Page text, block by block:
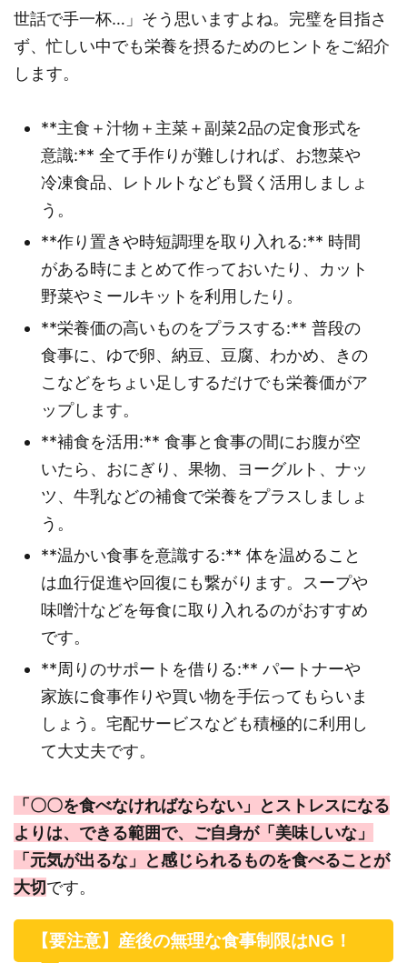
世話で手一杯…」そう思いますよね。完璧を目指さ
ず、忙しい中でも栄養を摂るためのヒントをご紹介
します。
**主食＋汁物＋主菜＋副菜2品の定食形式を
意識:** 全て手作りが難しければ、お惣菜や
冷凍食品、レトルトなども賢く活用しましょ
う。
**作り置きや時短調理を取り入れる:** 時間
がある時にまとめて作っておいたり、カット
野菜やミールキットを利用したり。
**栄養価の高いものをプラスする:** 普段の
食事に、ゆで卵、納豆、豆腐、わかめ、きの
こなどをちょい足しするだけでも栄養価がア
ップします。
**補食を活用:** 食事と食事の間にお腹が空
いたら、おにぎり、果物、ヨーグルト、ナッ
ツ、牛乳などの補食で栄養をプラスしましょ
う。
**温かい食事を意識する:** 体を温めること
は血行促進や回復にも繋がります。スープや
味噌汁などを毎食に取り入れるのがおすすめ
です。
**周りのサポートを借りる:** パートナーや
家族に食事作りや買い物を手伝ってもらいま
しょう。宅配サービスなども積極的に利用し
て大丈夫です。
「〇〇を食べなければならない」とストレスになる
よりは、できる範囲で、ご自身が「美味しいな」
「元気が出るな」と感じられるものを食べることが
大切です。
【要注意】産後の無理な食事制限はNG！